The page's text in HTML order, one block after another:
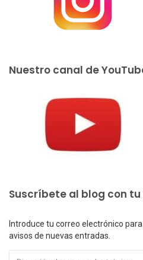
Nuestro canal de
Suscríbete al blog con
Introduce tu correo electrónico
avisos de nuevas entradas.